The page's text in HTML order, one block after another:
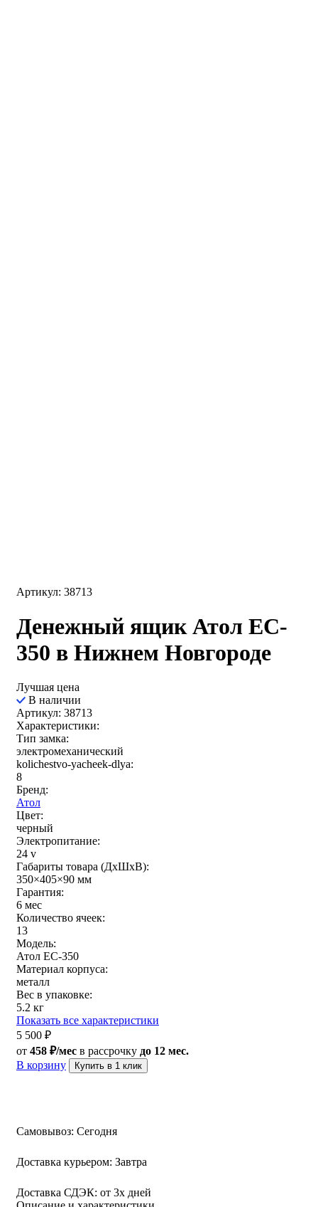
Артикул: 38713
Денежный ящик Атол EC-
350 в Нижнем Новгороде
Лучшая цена
В наличии
Артикул: 38713
Характеристики:
Тип замка:
электромеханический
kolichestvo-yacheek-dlya:
8
Бренд:
Атол
Цвет:
черный
Электропитание:
24 v
Габариты товара (ДxШxВ):
350×405×90 мм
Гарантия:
6 мес
Количество ячеек:
13
Модель:
Атол EC-350
Материал корпуса:
металл
Вес в упаковке:
5.2 кг
Показать все характеристики
5 500 ₽
от 458 ₽/мес в рассрочку до 12 мес.
В корзину
Купить в 1 клик
Самовывоз: Сегодня
Доставка курьером: Завтра
Доставка СДЭК: от 3х дней